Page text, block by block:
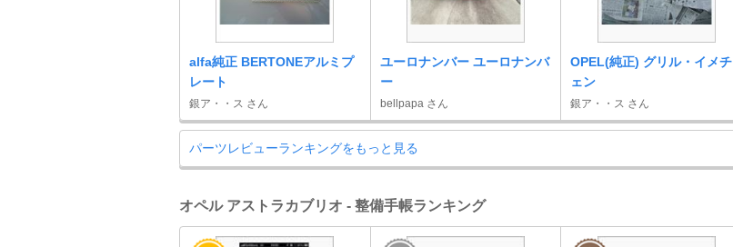
alfa純正 BERTONEアルミプ
レート
銀ア・・ス さん
ユーロナンバー ユーロナンバ
ー
bellpapa さん
OPEL(純正) グリル・イメチ
ェン
銀ア・・ス さん
パーツレビューランキングをもっと見る
オペル アストラカブリオ - 整備手帳ランキング